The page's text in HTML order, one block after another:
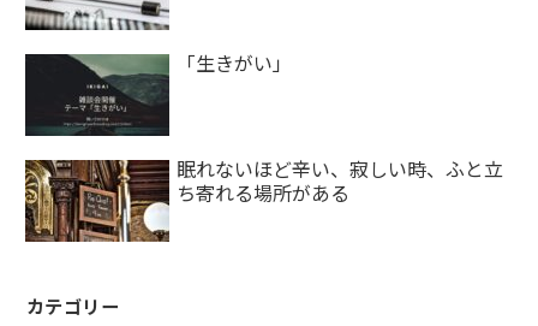
「生きがい」
眠れないほど辛い、寂しい時、ふと立
ち寄れる場所がある
カテゴリー